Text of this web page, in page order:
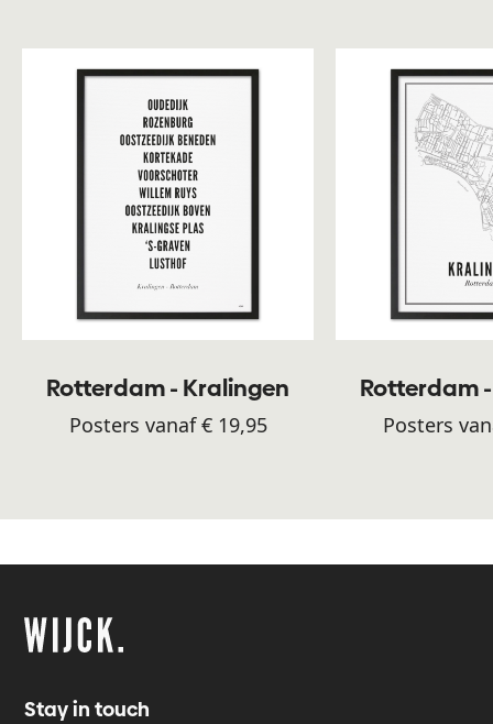
Rotterdam - Kralingen
Posters vanaf € 19,95
Rotterdam
Posters
Stay in touch